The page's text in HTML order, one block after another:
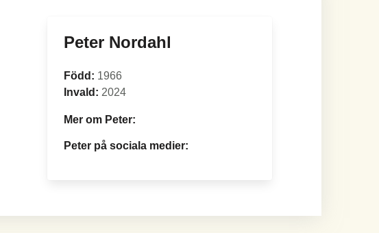
Peter Nordahl
Född: 1966
Invald: 2024
Mer om Peter:
Peter på sociala medier: